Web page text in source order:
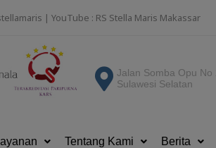
| YouTube : RS Stella Maris Makassar
Jalan Somba Opu
Sulawesi Selatan
Tentang Kami Berita